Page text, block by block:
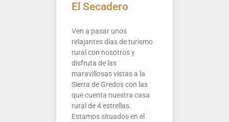
El Secadero
Ven a pasar unos
relajantes días de turismo
rural con nosotros y
disfruta de las
maravillosas vistas a la
Sierra de Gredos con las
que cuenta nuestra casa
rural de 4 estrellas.
Estamos situados en el